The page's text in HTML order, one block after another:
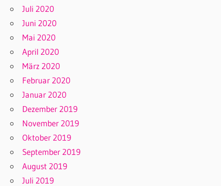
Juli 2020
Juni 2020
Mai 2020
April 2020
März 2020
Februar 2020
Januar 2020
Dezember 2019
November 2019
Oktober 2019
September 2019
August 2019
Juli 2019